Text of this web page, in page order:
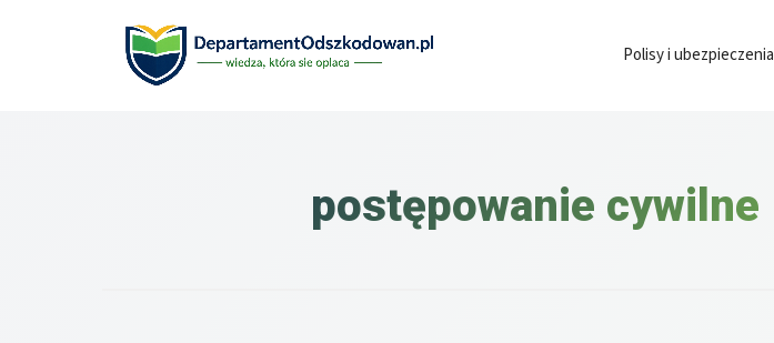
Polisy i ubezpieczenia
postępowanie cywilne